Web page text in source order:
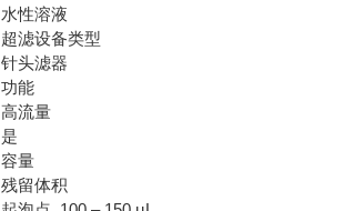
水性溶液
超滤设备类型
针头滤器
功能
高流量
是
容量
残留体积